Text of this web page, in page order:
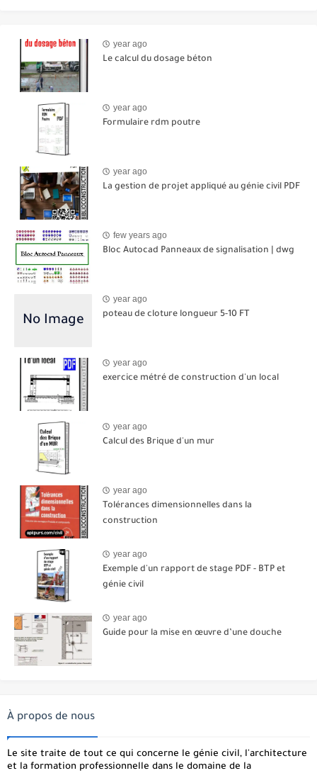
year ago
Le calcul du dosage béton
year ago
Formulaire rdm poutre
year ago
La gestion de projet appliqué au génie civil PDF
few years ago
Bloc Autocad Panneaux de signalisation | dwg
year ago
poteau de cloture longueur 5-10 FT
year ago
exercice métré de construction d'un local
year ago
Calcul des Brique d'un mur
year ago
Tolérances dimensionnelles dans la
construction
year ago
Exemple d'un rapport de stage PDF - BTP et
génie civil
year ago
Guide pour la mise en œuvre d’une douche
À propos de nous
Le site traite de tout ce qui concerne le génie civil, l'architecture
et la formation professionnelle dans le domaine de la